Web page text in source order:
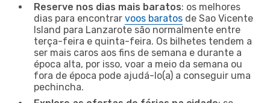
Reserve nos dias mais baratos: os melhores
dias para encontrar voos baratos de Sao Vicente
Island para Lanzarote são normalmente entre
terça-feira e quinta-feira. Os bilhetes tendem a
ser mais caros aos fins de semana e durante a
época alta, por isso, voar a meio da semana ou
fora de época pode ajudá-lo(a) a conseguir uma
pechincha.